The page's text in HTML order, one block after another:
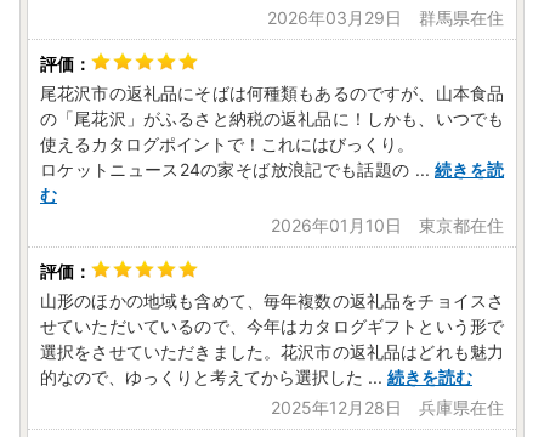
2026年03月29日 群馬県在住
尾花沢市の返礼品にそばは何種類もあるのですが、山本食品
の「尾花沢」がふるさと納税の返礼品に！しかも、いつでも
使えるカタログポイントで！これにはびっくり。
ロケットニュース24の家そば放浪記でも話題の ... 続きを読
む
2026年01月10日 東京都在住
山形のほかの地域も含めて、毎年複数の返礼品をチョイスさ
せていただいているので、今年はカタログギフトという形で
選択をさせていただきました。花沢市の返礼品はどれも魅力
的なので、ゆっくりと考えてから選択した ... 続きを読む
2025年12月28日 兵庫県在住